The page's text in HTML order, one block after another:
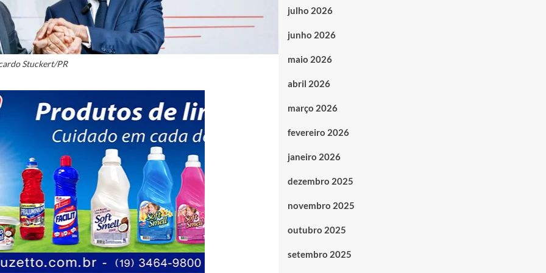
Stuckert/PR
julho 2026
junho 2026
maio 2026
abril 2026
março 2026
fevereiro 2026
janeiro 2026
dezembro 2025
novembro 2025
outubro 2025
setembro 2025